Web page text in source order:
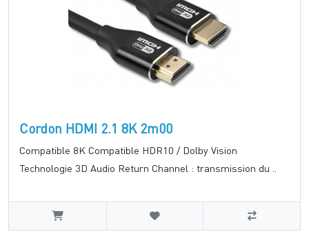
Cordon HDMI 2.1 8K 2m00
Compatible 8K Compatible HDR10 / Dolby Vision
Technologie 3D Audio Return Channel : transmission du ..